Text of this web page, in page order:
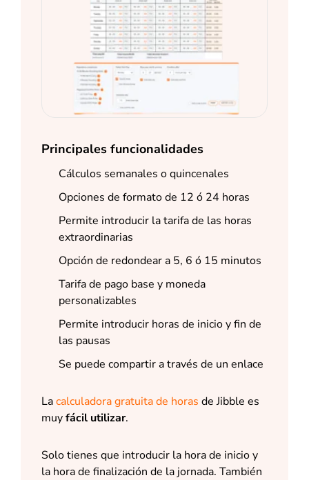
Principales funcionalidades
Cálculos semanales o quincenales
Opciones de formato de 12 ó 24 horas
Permite introducir la tarifa de las horas
extraordinarias
Opción de redondear a 5, 6 ó 15 minutos
Tarifa de pago base y moneda
personalizables
Permite introducir horas de inicio y fin de
las pausas
Se puede compartir a través de un enlace
Lacalculadora gratuita de horas de Jibble es
muyfácil utilizar.
Solo tienes que introducir la hora de inicio y
la hora de finalización de la jornada. También